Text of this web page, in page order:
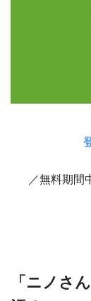
／無料期間
「ニノさ